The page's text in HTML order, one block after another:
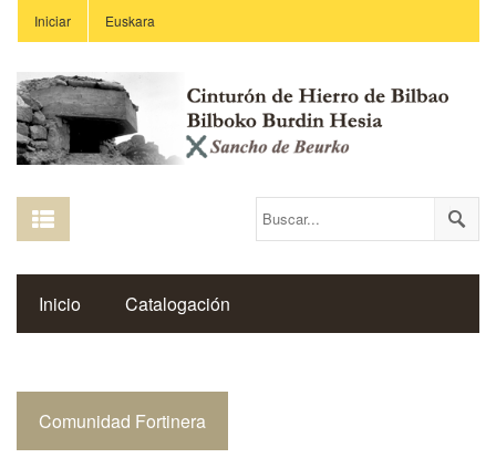
Iniciar Euskara
Inicio Catalogación
Comunidad Fortinera